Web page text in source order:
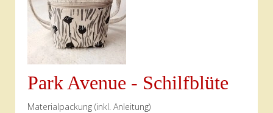
Park Avenue - Schilfblüte
Materialpackung (inkl. Anleitung)